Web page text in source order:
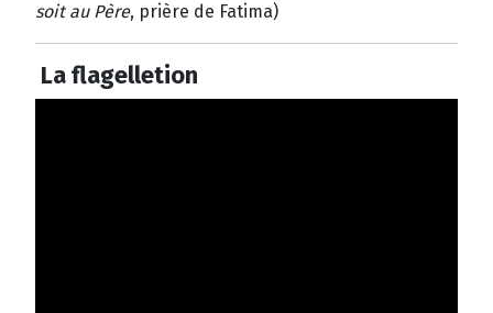
soit au Père, prière de Fatima)
La flagelletion